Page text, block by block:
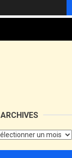
ARCHIVES